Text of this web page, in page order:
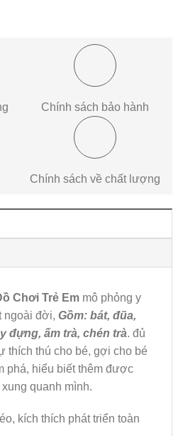
Chính sách bảo hành
Chính sách về chất lượng
Chơi Trẻ Em mô phỏng y
ngoài đời, Gồm: bát, đũa,
đựng, ấm trà, chén trà. đủ
thích thú cho bé, gợi cho bé
phá, hiểu biết thêm được
quanh mình.
kích thích phát triển toàn